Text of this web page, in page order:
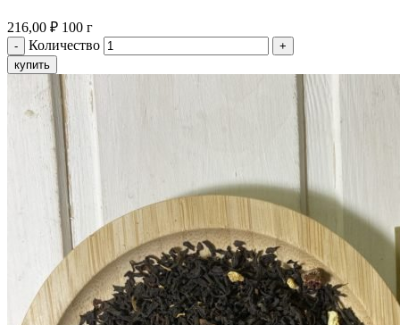
216,00 ₽ 100 г
Количество
купить